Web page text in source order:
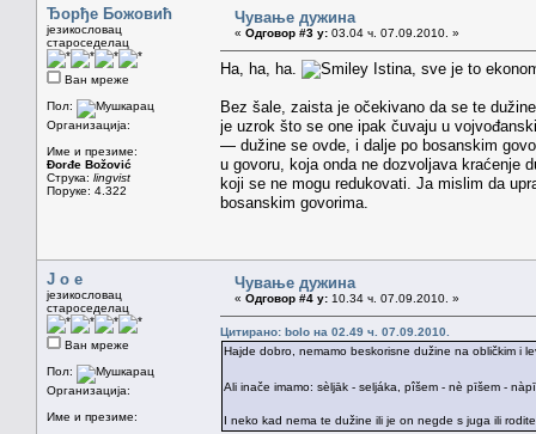
Ђорђе Божовић
језикословац
староседелац
Ван мреже
Пол:
Организација:
Име и презиме:
Đorđe Božović
Струка: lingvist
Поруке: 4.322
Чување дужина
« Одговор #3 у: 03.04 ч. 07.09.2010. »
Ha, ha, ha. Istina, sve je to
Bez šale, zaista je očekivano da se te
je uzrok što se one ipak čuvaju u
— dužine se ovde, i dalje po bosanskim
u govoru, koja onda ne dozvoljava kraćenje
koji se ne mogu redukovati. Ja mislim da
bosanskim govorima.
J o e
језикословац
староседелац
Ван мреже
Пол:
Организација:
Име и презиме:
Чување дужина
« Одговор #4 у: 10.34 ч. 07.09.2010. »
Цитирано: bolo на 02.49 ч. 07.09.2010.
Hajde dobro, nemamo beskorisne dužine na obličkim i
Ali inače imamo: sèljāk - seljáka, pîšem - nè pīšem -
I neko kad nema te dužine ili je on negde s juga ili